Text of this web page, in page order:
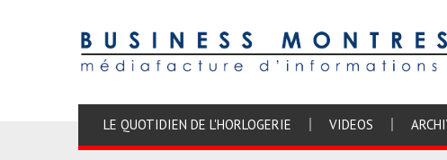
LE QUOTIDIEN DE L'HORLOGERIE VIDEOS